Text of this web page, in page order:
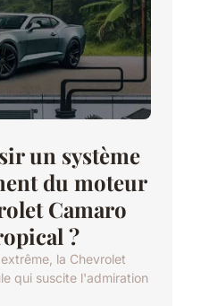
un système
du moteur
Camaro
?
la Chevrolet
qui suscite l'admiration